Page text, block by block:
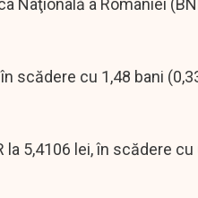
Naţională a României
scădere cu 1,48 bani
5,4106 lei, în scădere cu